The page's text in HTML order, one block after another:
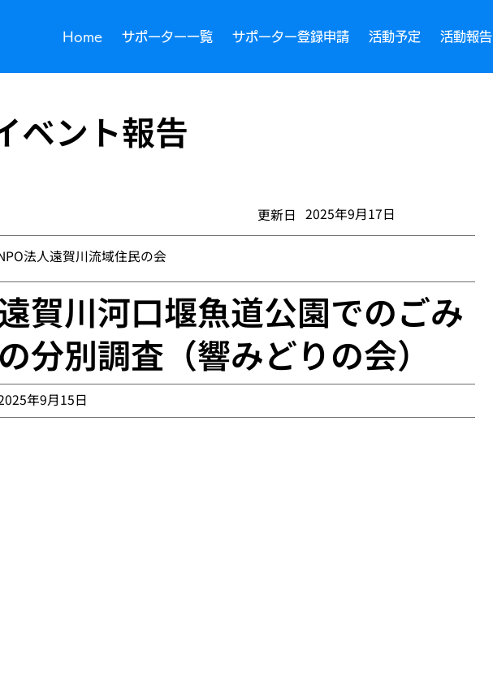
Home サポーター一覧 サポーター登録申請 活動予定 活動報告
ベント報告
​更新日 2025年9月17日
法人遠賀川流域住民の会
賀川河口堰魚道公園でのごみ
分別調査（響みどりの会）
年9月15日